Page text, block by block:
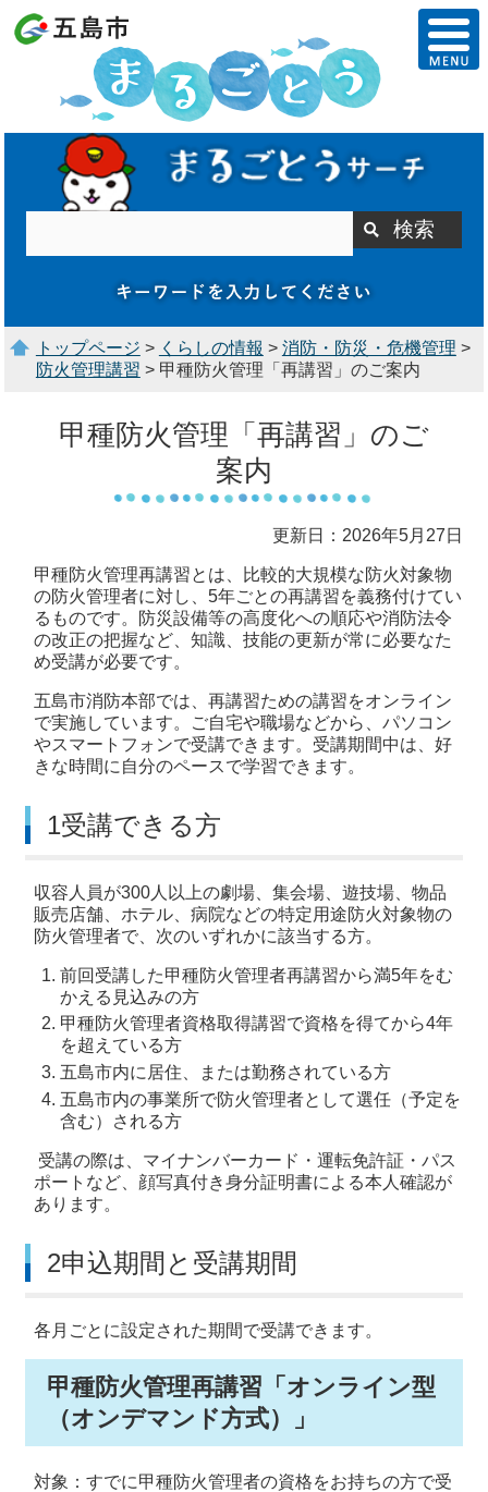
トップページ > くらしの情報 > 消防・防災・危機管理 >
防火管理講習 > 甲種防火管理「再講習」のご案内
甲種防火管理「再講習」のご
案内
更新日：2026年5月27日
甲種防火管理再講習とは、比較的大規模な防火対象物
の防火管理者に対し、5年ごとの再講習を義務付けてい
るものです。防災設備等の高度化への順応や消防法令
の改正の把握など、知識、技能の更新が常に必要なた
め受講が必要です。
五島市消防本部では、再講習ための講習をオンライン
で実施しています。ご自宅や職場などから、パソコン
やスマートフォンで受講できます。受講期間中は、好
きな時間に自分のペースで学習できます。
1受講できる方
収容人員が300人以上の劇場、集会場、遊技場、物品
販売店舗、ホテル、病院などの特定用途防火対象物の
防火管理者で、次のいずれかに該当する方。
前回受講した甲種防火管理者再講習から満5年をむ
かえる見込みの方
甲種防火管理者資格取得講習で資格を得てから4年
を超えている方
五島市内に居住、または勤務されている方
五島市内の事業所で防火管理者として選任（予定を
含む）される方
受講の際は、マイナンバーカード・運転免許証・パス
ポートなど、顔写真付き身分証明書による本人確認が
あります。
2申込期間と受講期間
各月ごとに設定された期間で受講できます。
甲種防火管理再講習「オンライン型
（オンデマンド方式）」
対象：すでに甲種防火管理者の資格をお持ちの方で受